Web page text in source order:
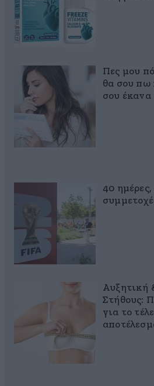
Πες μου
θα σου πω
σου έκανα
40 ημέρες,
Αυξητική
Στήθους:
για το